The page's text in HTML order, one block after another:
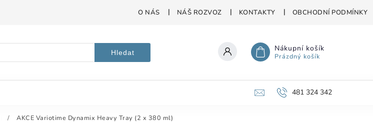
O NÁS NÁŠ ROZVOZ KONTAKTY OBCHODNÍ PODMÍNKY
Hledat Nákupní košík
Prázdný košík
481 324 342
/ AKCE Variotime Dynamix Heavy Tray (2 x 380 ml)